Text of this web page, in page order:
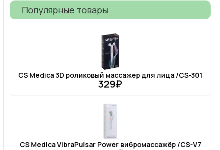
Популярные товары
CS Medica 3D роликовый массажер для лица /CS-301
329₽
CS Medica VibraPulsar Power вибромассажёр /CS-V7